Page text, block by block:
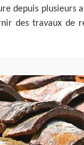
depuis plusieurs
des travaux de